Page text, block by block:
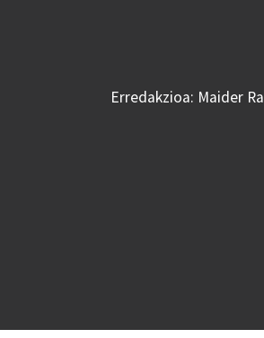
Erredakzioa: Maider